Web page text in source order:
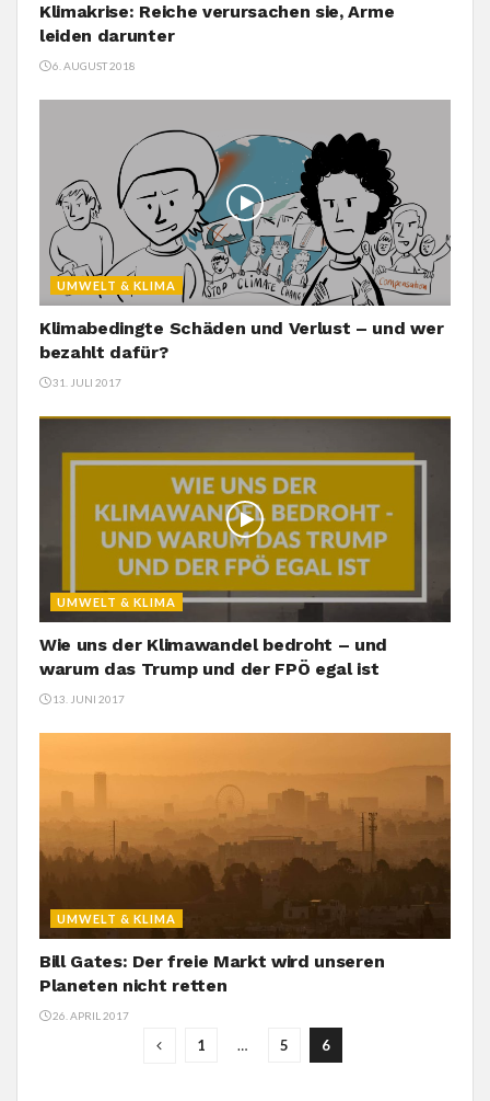
Klimakrise: Reiche verursachen sie, Arme
leiden darunter
6. AUGUST 2018
UMWELT & KLIMA
Klimabedingte Schäden und Verlust – und wer
bezahlt dafür?
31. JULI 2017
UMWELT & KLIMA
Wie uns der Klimawandel bedroht – und
warum das Trump und der FPÖ egal ist
13. JUNI 2017
UMWELT & KLIMA
Bill Gates: Der freie Markt wird unseren
Planeten nicht retten
26. APRIL 2017
1 … 5 6